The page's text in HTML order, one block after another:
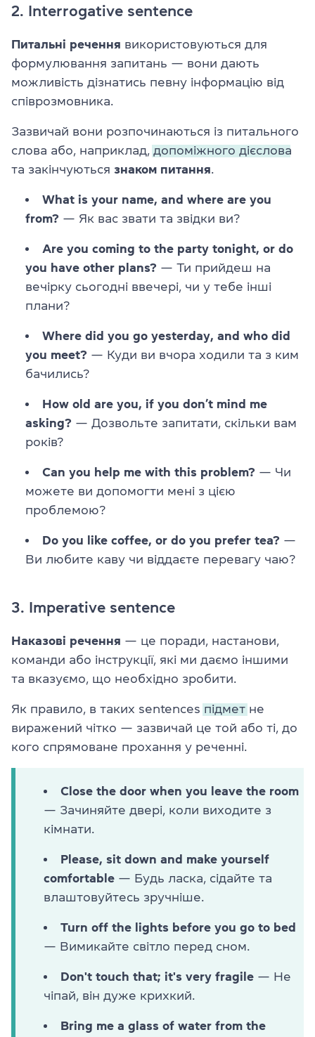
2. Interrogative sentence
Питальні речення використовуються для
формулювання запитань — вони дають
можливість дізнатись певну інформацію від
співрозмовника.
Зазвичай вони розпочинаються із питального
слова або, наприклад,
допоміжного дієслова
та закінчуються знаком питання
What is your name, and where are you
from? — Як вас звати та звідки ви?
Are you coming to the party tonight, or do
you have other plans? — Ти прийдеш на
вечірку сьогодні ввечері, чи у тебе інші
плани?
Where did you go yesterday, and who did
you meet? — Куди ви вчора ходили та з ким
бачились?
How old are you, if you don’t mind me
asking? — Дозвольте запитати, скільки вам
років?
Can you help me with this problem? — Чи
можете ви допомогти мені з цією
проблемою?
Do you like coffee, or do you prefer tea? —
Ви любите каву чи віддаєте перевагу чаю?
3. Imperative sentence
Наказові речення — це поради, настанови,
команди або інструкції, які ми даємо іншими
та вказуємо, що необхідно зробити.
Як правило, в таких sentences підмет не
виражений чітко — зазвичай це той або ті, до
кого спрямоване прохання у реченні.
Close the door when you leave the room
— Зачиняйте двері, коли виходите з
кімнати.
Please, sit down and make yourself
comfortable — Будь ласка, сідайте та
влаштовуйтесь зручніше.
Turn off the lights before you go to bed
— Вимикайте світло перед сном.
Don't touch that; it's very fragile — Не
чіпай, він дуже крихкий.
Bring me a glass of water from the